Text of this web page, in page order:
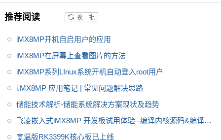
靠性的工业自动化。它旨在满足
智慧家庭、楼宇、城市和工业4.0
板提供用户手册，iMX8MP原理
图，引脚定义等。
推荐阅读 换一批
iMX8MP开机自启用户的应用
iMX8MP在屏幕上查看图片的方法
iMX8MP系列LInux系统开机自动登入root用户
i.MX8MP 应用笔记 | 常见问题解决思路
储能技术解析-储能系统解决方案现状及趋势
飞凌嵌入式iMX8MP 开发板试用体验--编译内核源码&编译DP
DK源码实现rte_ring无锁环队列进程间通信
宽温版RK3399K核心板已上线